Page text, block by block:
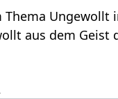
hier über Ungewollt‏‎